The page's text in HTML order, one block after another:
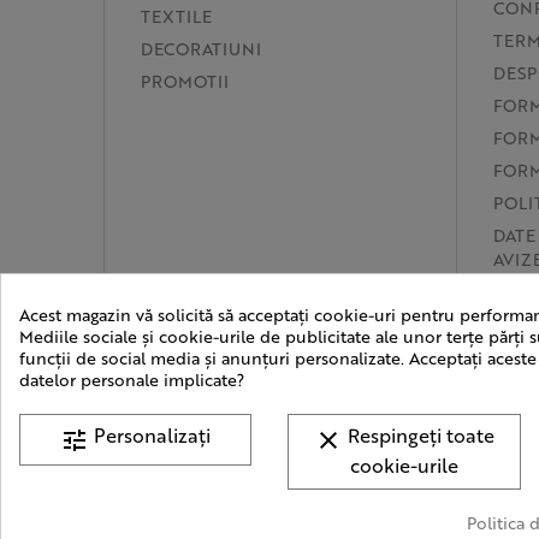
TEXTILE
DECORATIUNI
PROMOTII
SOL
Acest magazin vă solicită să acceptați cookie-uri pentru
Mediile sociale și cookie-urile de publicitate ale unor terțe părți
funcții de social media și anunțuri personalizate. Acceptați
datelor personale implicate?
clear Respingeți toate
cookie-urile
tune Personalizați
Politica